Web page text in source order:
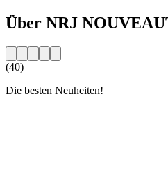
Über NRJ
(40)
Die besten Neuheiten!